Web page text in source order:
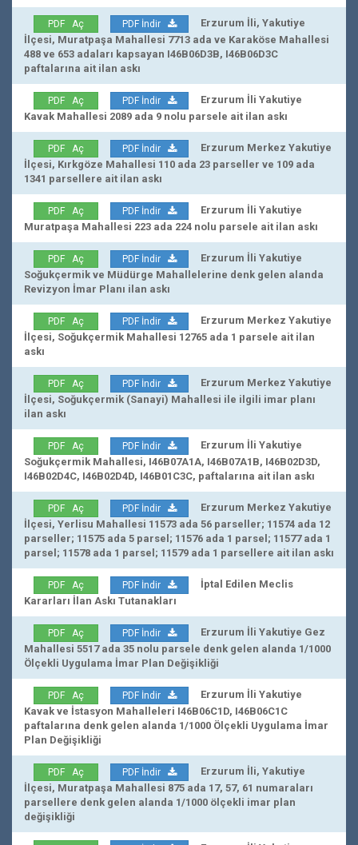
PDF Aç PDF İndir
Erzurum İli, Yakutiye
İlçesi, Muratpaşa Mahallesi 7713 ada ve Karaköse Mahallesi
488 ve 653 adaları kapsayan I46B06D3B, I46B06D3C
paftalarına ait ilan askı
PDF Aç PDF İndir
Erzurum İli Yakutiye
Kavak Mahallesi 2089 ada 9 nolu parsele ait ilan askı
PDF Aç PDF İndir
Erzurum Merkez Yakutiye
İlçesi, Kırkgöze Mahallesi 110 ada 23 parseller ve 109 ada
1341 parsellere ait ilan askı
PDF Aç PDF İndir
Erzurum İli Yakutiye
Muratpaşa Mahallesi 223 ada 224 nolu parsele ait ilan askı
PDF Aç PDF İndir
Erzurum İli Yakutiye
Soğukçermik ve Müdürge Mahallelerine denk gelen alanda
Revizyon İmar Planı ilan askı
PDF Aç PDF İndir
Erzurum Merkez Yakutiye
İlçesi, Soğukçermik Mahallesi 12765 ada 1 parsele ait ilan
askı
PDF Aç PDF İndir
Erzurum Merkez Yakutiye
İlçesi, Soğukçermik (Sanayi) Mahallesi ile ilgili imar planı
ilan askı
PDF Aç PDF İndir
Erzurum İli Yakutiye
Soğukçermik Mahallesi, I46B07A1A, I46B07A1B, I46B02D3D,
I46B02D4C, I46B02D4D, I46B01C3C, paftalarına ait ilan askı
PDF Aç PDF İndir
Erzurum Merkez Yakutiye
İlçesi, Yerlisu Mahallesi 11573 ada 56 parseller; 11574 ada 12
parseller; 11575 ada 5 parsel; 11576 ada 1 parsel; 11577 ada 1
parsel; 11578 ada 1 parsel; 11579 ada 1 parsellere ait ilan askı
PDF Aç PDF İndir
İptal Edilen Meclis
Kararları İlan Askı Tutanakları
PDF Aç PDF İndir
Erzurum İli Yakutiye Gez
Mahallesi 5517 ada 35 nolu parsele denk gelen alanda 1/1000
Ölçekli Uygulama İmar Plan Değişikliği
PDF Aç PDF İndir
Erzurum İli Yakutiye
Kavak ve İstasyon Mahalleleri I46B06C1D, I46B06C1C
paftalarına denk gelen alanda 1/1000 Ölçekli Uygulama İmar
Plan Değişikliği
PDF Aç PDF İndir
Erzurum İli, Yakutiye
İlçesi, Muratpaşa Mahallesi 875 ada 17, 57, 61 numaraları
parsellere denk gelen alanda 1/1000 ölçekli imar plan
değişikliği